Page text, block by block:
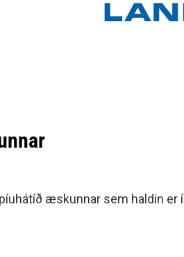
æskunnar sem haldin er í